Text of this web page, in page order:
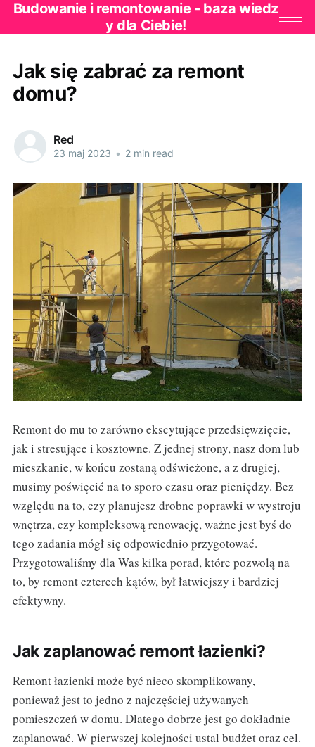
Budowanie i remontowanie - baza wiedz
y dla Ciebie!
Jak się zabrać za remont
domu?
Red
23 maj 2023 • 2 min read
Remont do mu to zarówno ekscytujące przedsięwzięcie,
jak i stresujące i kosztowne. Z jednej strony, nasz dom lub
mieszkanie, w końcu zostaną odświeżone, a z drugiej,
musimy poświęcić na to sporo czasu oraz pieniędzy. Bez
względu na to, czy planujesz drobne poprawki w wystroju
wnętrza, czy kompleksową renowację, ważne jest byś do
tego zadania mógł się odpowiednio przygotować.
Przygotowaliśmy dla Was kilka porad, które pozwolą na
to, by remont czterech kątów, był łatwiejszy i bardziej
efektywny.
Jak zaplanować remont łazienki?
Remont łazienki może być nieco skomplikowany,
ponieważ jest to jedno z najczęściej używanych
pomieszczeń w domu. Dlatego dobrze jest go dokładnie
zaplanować. W pierwszej kolejności ustal budżet oraz cel.